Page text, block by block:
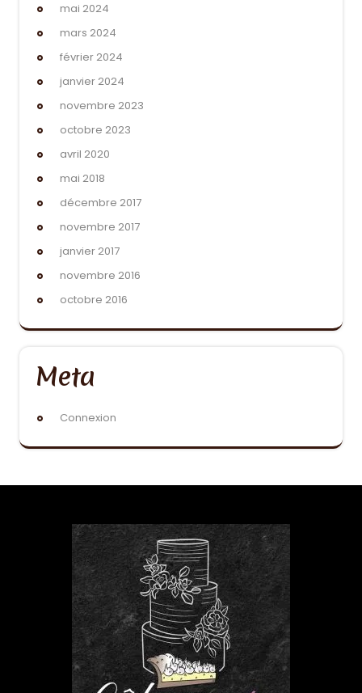
mai 2024
mars 2024
février 2024
janvier 2024
novembre 2023
octobre 2023
avril 2020
mai 2018
décembre 2017
novembre 2017
janvier 2017
novembre 2016
octobre 2016
Meta
Connexion